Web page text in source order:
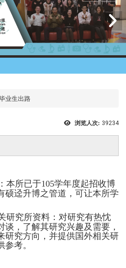
业生出路
浏览人次: 39234
本所已于105学年度起招收博
硕迳升博之管道，可让本所学
研究所资料：对研究有热忱
谈，了解其研究兴趣及需要，
研究方向，并提供国外相关研
参考。